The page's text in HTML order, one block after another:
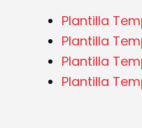
Plantilla
Plantilla
Plantilla
Plantilla